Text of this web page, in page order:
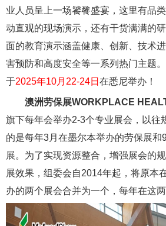
业人员呈上一场饕餮盛宴，这里有品
动直观的现场演示，还有干货满满的
面的教育演示涵盖健康、创新、技术
害预防和高度安全等一系列热门主题
于2025年10月22-24日 在悉尼举办！
澳洲劳保展WORKPLACE
旗下每年会举办2-3个专业展会，以往
的是每年3月在墨尔本举办的劳保展和
展。为了实现资源整合，增强展会的
展效果，组委会自2014年起，将原本
办的两个展会合并为一个，每年在这